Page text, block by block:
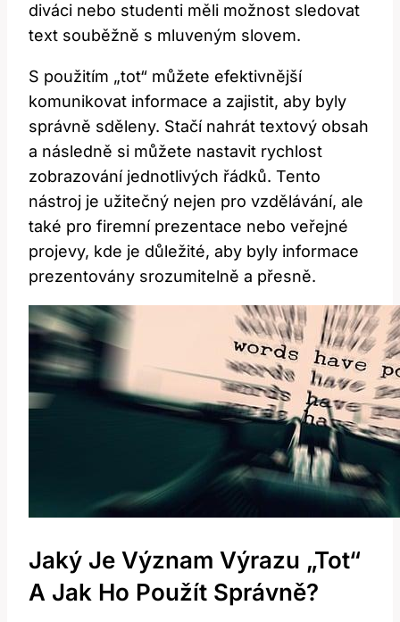
diváci nebo studenti měli možnost sledovat
text souběžně s mluveným slovem.
S použitím „tot“ můžete efektivnější
komunikovat informace a zajistit, aby byly
správně sděleny. Stačí nahrát textový obsah
a následně si můžete nastavit rychlost
zobrazování jednotlivých řádků. Tento
nástroj je užitečný nejen pro vzdělávání, ale
také pro firemní prezentace nebo veřejné
projevy, kde je důležité, aby byly informace
prezentovány srozumitelně a přesně.
Jaký Je Význam Výrazu „tot“
A Jak Ho Použít Správně?